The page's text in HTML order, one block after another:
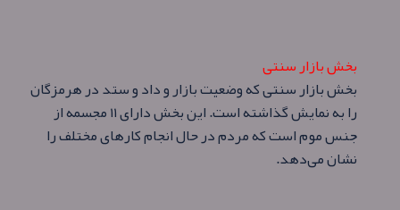
بخش بازار سنتی
بخش بازار سنتی که وضعیت بازار و داد و ستد در هرمزگان
را به نمایش گذاشته‌ است. این بخش دارای ۱۱ مجسمه از
جنس موم است که مردم در حال انجام کارهای مختلف را
نشان می‌دهد.